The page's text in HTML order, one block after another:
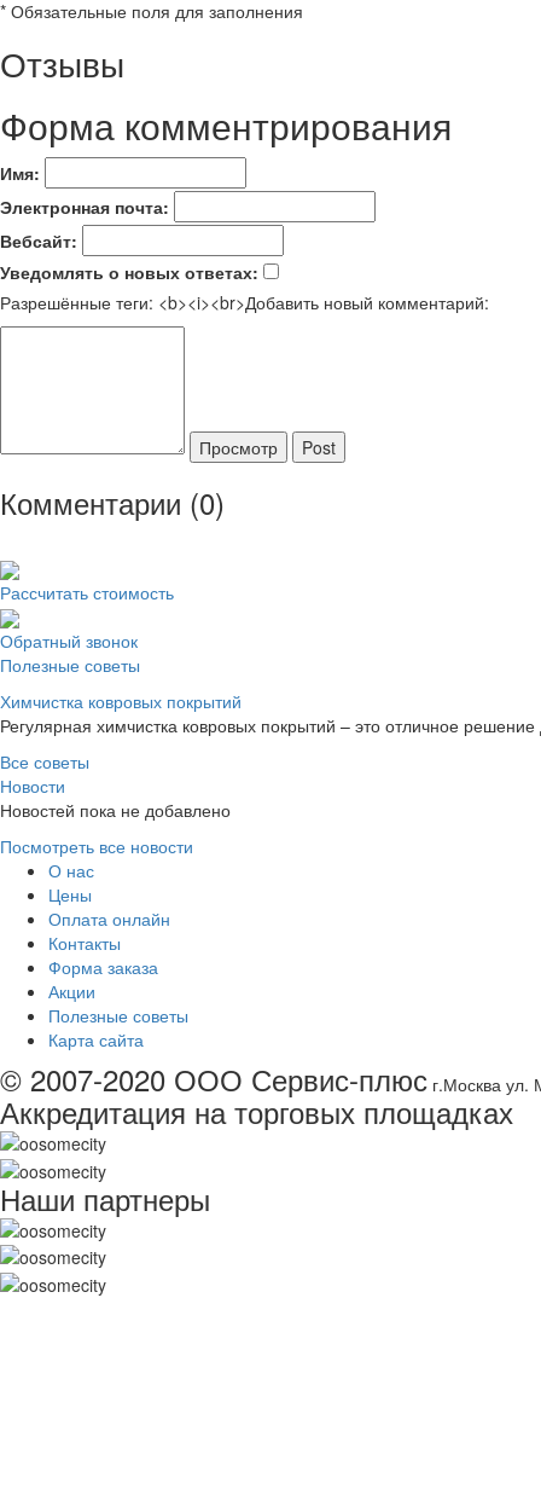
* Обязательные поля для заполнения
Отзывы
Форма комментрирования
Имя:
Электронная почта:
Вебсайт:
Уведомлять о новых ответах:
Разрешённые теги: <b><i><br>Добавить новый комментарий:
Просмотр Post
Комментарии (0)
Рассчитать стоимость
Обратный звонок
Полезные советы
Химчистка ковровых покрытий
Регулярная химчистка ковровых покрытий – это отличное
Все советы
Новости
Новостей пока не добавлено
Посмотреть все новости
О нас
Цены
Оплата онлайн
Контакты
Форма заказа
Акции
Полезные советы
Карта сайта
© 2007-2020 ООО Сервис-плюс г.Москва ул.
Аккредитация на торговых площадках
Наши партнеры